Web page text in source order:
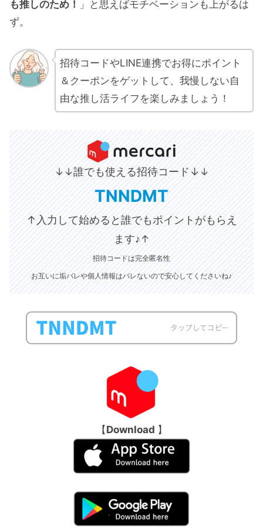
も推しのため！
」と思えばモチベーションも上がるは
ず。
招待コードやLINE連携でお得にポイント
＆クーポンをゲットして、我慢しない自
由な推し活ライフを楽しみましょう！
↓↓誰でも使える招待コード↓ ↓
TNNDMT
↑入力して始めると誰でもポイントがもらえ
ます♪ ↑
招待コードは完全匿名性
お互いに垢バレや個人情報はバレないので安心してくださいね♪
【 Download 】